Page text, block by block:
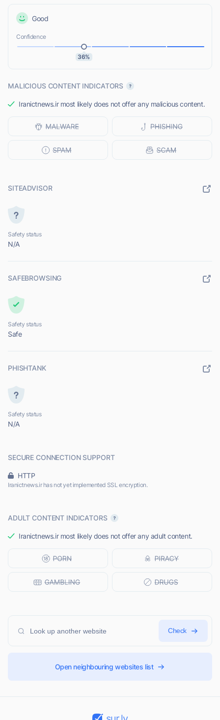
Good
Confidence
36%
MALICIOUS CONTENT INDICATORS
Iranictnews.ir most likely does not offer any malicious content.
SITEADVISOR
Safety status
N/A
SAFEBROWSING
Safety status
Safe
PHISHTANK
Safety status
N/A
SECURE CONNECTION SUPPORT
HTTP
Iranictnews.ir has not yet implemented SSL encryption.
ADULT CONTENT INDICATORS
Iranictnews.ir most likely does not offer any adult content.
Check
Open neighbouring websites list